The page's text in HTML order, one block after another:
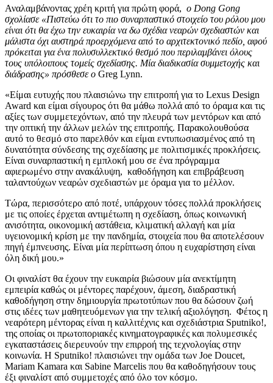
Αναλαμβάνοντας χρέη κριτή για πρώτη φορά, ο Dong Gong
σχολίασε «Πιστεύω ότι το πιο συναρπαστικό στοιχείο του ρόλου μου
είναι ότι θα έχω την ευκαιρία να δω σχέδια νεαρών σχεδιαστών και
μάλιστα όχι αυστηρά προερχόμενα από το αρχιτεκτονικό πεδίο, αφού
πρόκειται για ένα πολυσυλλεκτικό θεσμό που περιλαμβάνει όλους
τους υπόλοιπους τομείς σχεδίασης. Μία διαδικασία συμμετοχής και
διάδρασης» πρόσθεσε ο Greg Lynn.
«Είμαι ευτυχής που πλαισιώνω την επιτροπή για το Lexus Design
Award και είμαι σίγουρος ότι θα μάθω πολλά από το όραμα και τις
αξίες των συμμετεχόντων, από την πλευρά των μεντόρων και από
την οπτική την άλλων μελών της επιτροπής. Παρακολουθούσα
αυτό το θεσμό στο παρελθόν και είμαι εντυπωσιασμένος από τη
δυνατότητα σύνδεσης της σχεδίασης με πολιτισμικές προκλήσεις.
Είναι συναρπαστική η εμπλοκή μου σε ένα πρόγραμμα
αφιερωμένο στην ανακάλυψη, καθοδήγηση και επιβράβευση
ταλαντούχων νεαρών σχεδιαστών με όραμα για το μέλλον.
Τώρα, περισσότερο από ποτέ, υπάρχουν τόσες πολλά προκλήσεις
με τις οποίες έρχεται αντιμέτωπη η σχεδίαση, όπως κοινωνική
ανισότητα, οικονομική αστάθεια, κλιματική αλλαγή και μία
υγειονομική κρίση με την πανδημία, στοιχεία που θα αποτελέσουν
πηγή έμπνευσης. Είναι μία περίπτωση όπου η ευχαρίστηση είναι
όλη δική μου.»
Οι φιναλίστ θα έχουν την ευκαιρία βιώσουν μία ανεκτίμητη
εμπειρία καθώς οι μέντορες παρέχουν, άμεση, διαδραστική
καθοδήγηση στην δημιουργία πρωτοτύπων που θα δώσουν ζωή
στις ιδέες των μαθητευόμενων για την τελική αξιολόγηση. Φέτος η
νεαρότερη μέντορας είναι η καλλιτέχνις και σχεδιάστρια Sputniko!,
της οποίας οι πρωτοποριακές κινηματογραφικές και πολυμεσικές
εγκαταστάσεις διερευνούν την επιρροή της τεχνολογίας στην
κοινωνία. Η Sputniko! πλαισιώνει την ομάδα των Joe Doucet,
Mariam Kamara και Sabine Marcelis που θα καθοδηγήσουν τους
έξι φιναλίστ από συμμετοχές από όλο τον κόσμο.